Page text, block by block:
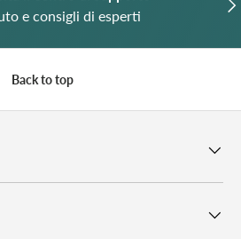
e consigli di esperti
Back to top